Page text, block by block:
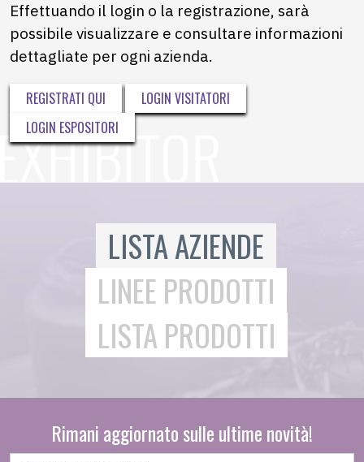
Effettuando il login o la registrazione, sarà
possibile visualizzare e consultare informazioni
dettagliate per ogni azienda.
REGISTRATI QUI
LOGIN VISITATORI
LOGIN ESPOSITORI
LISTA AZIENDE
LINEE PRODOTTI
LISTA PRODOTTI
Rimani aggiornato sulle ultime novità!